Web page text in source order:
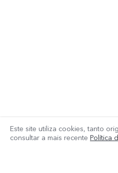
Este site utiliza cookies, tanto
consultar a mais recente Política